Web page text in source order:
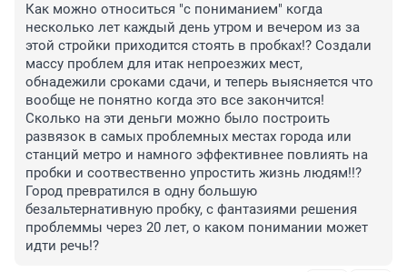
Как можно относиться "с пониманием" когда
несколько лет каждый день утром и вечером из за
этой стройки приходится стоять в пробках!? Создали
массу проблем для итак непроезжих мест,
обнадежили сроками сдачи, и теперь выясняется что
вообще не понятно когда это все закончится!
Сколько на эти деньги можно было построить
развязок в самых проблемных местах города или
станций метро и намного эффективнее повлиять на
пробки и соотвественно упростить жизнь людям!!?
Город превратился в одну большую
безальтернативную пробку, с фантазиями решения
проблеммы через 20 лет, о каком понимании может
идти речь!?